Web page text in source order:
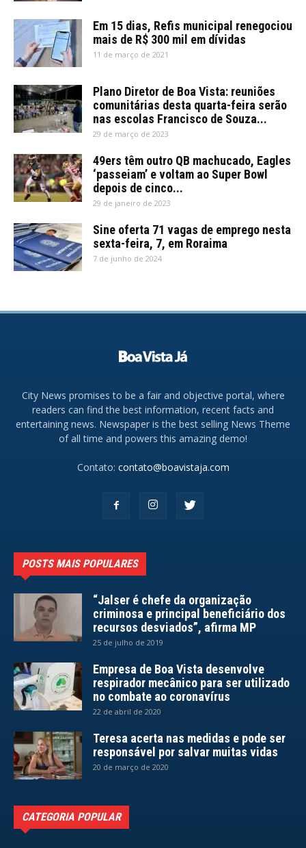
Em 15 dias, Refis municipal renegociou
mais de R$ 300 mil em dívidas
11 de março de 2021
Plano Diretor de Boa Vista: reuniões
comunitárias desta quarta-feira serão
nas escolas Francisco de Souza...
29 de março de 2023
49ers têm outro QB machucado, Eagles
‘passeiam’ e voltam ao Super Bowl
depois de cinco...
29 de janeiro de 2023
Sine oferta 71 vagas de emprego nesta
sexta-feira, 7, em Roraima
7 de junho de 2024
City News promises to be a fair and objective portal, where
readers can find the best information, recent facts and
entertaining news. Newspaper is the best selling News Theme
of all time and powers this amazing demo!
Contato: contato@boavistaja.com
POSTS MAIS POPULARES
“Jalser é chefe da organização
criminosa e principal beneficiário dos
recursos desviados”, afirma MP
25 de julho de 2019
Empresa de Boa Vista desenvolve
respirador mecânico para ser utilizado
no combate ao coronavírus
22 de abril de 2020
Teresa acerta nas medidas e pode ser
responsável por salvar muitas vidas
20 de março de 2020
CATEGORIA POPULAR